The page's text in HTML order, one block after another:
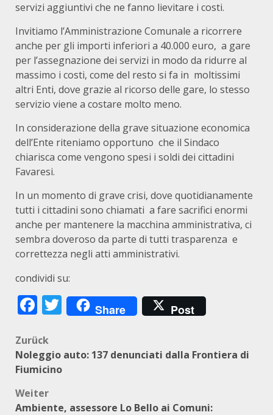
servizi aggiuntivi che ne fanno lievitare i costi.
Invitiamo l’Amministrazione Comunale a ricorrere
anche per gli importi inferiori a 40.000 euro, a gare
per l’assegnazione dei servizi in modo da ridurre al
massimo i costi, come del resto si fa in moltissimi
altri Enti, dove grazie al ricorso delle gare, lo stesso
servizio viene a costare molto meno.
In considerazione della grave situazione economica
dell’Ente riteniamo opportuno che il Sindaco
chiarisca come vengono spesi i soldi dei cittadini
Favaresi.
In un momento di grave crisi, dove quotidianamente
tutti i cittadini sono chiamati a fare sacrifici enormi
anche per mantenere la macchina amministrativa, ci
sembra doveroso da parte di tutti trasparenza e
correttezza negli atti amministrativi.
condividi su:
Facebook
Twitter
Share Post
Beitragsnavigation
Zurück
Noleggio auto: 137 denunciati dalla Frontiera di
Fiumicino
Weiter
Ambiente, assessore Lo Bello ai Comuni: